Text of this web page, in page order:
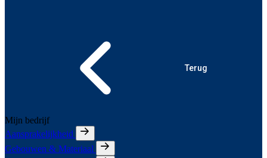
Terug
Mijn bedrijf
Aansprakelijkheid
Gebouwen & Materiaal